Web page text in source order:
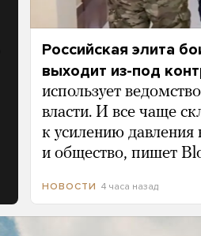
Российская элита
выходит из-под
использует
власти. И все чаще
к усилению давления
и общество, пишет
НОВОСТИ 4 часа назад